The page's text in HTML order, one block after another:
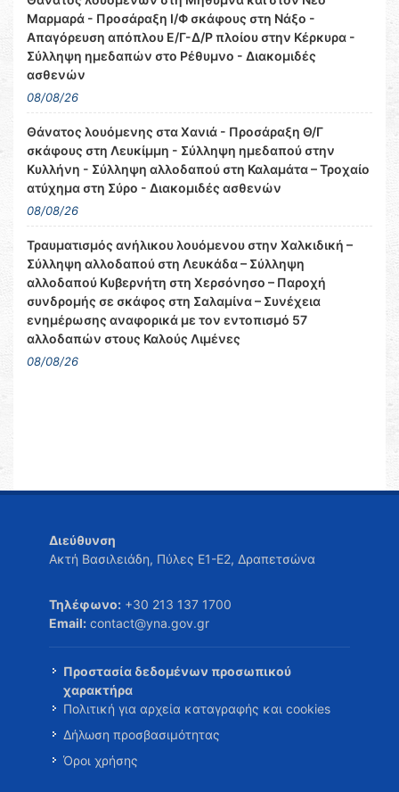
Μαρμαρά - Προσάραξη Ι/Φ σκάφους στη Νάξο -
Απαγόρευση απόπλου Ε/Γ-Δ/Ρ πλοίου στην Κέρκυρα -
Σύλληψη ημεδαπών στο Ρέθυμνο - Διακομιδές
ασθενών
08/08/26
Θάνατος λουόμενης στα Χανιά - Προσάραξη Θ/Γ
σκάφους στη Λευκίμμη - Σύλληψη ημεδαπού στην
Κυλλήνη - Σύλληψη αλλοδαπού στη Καλαμάτα – Τροχαίο
ατύχημα στη Σύρο - Διακομιδές ασθενών
08/08/26
Τραυματισμός ανήλικου λουόμενου στην Χαλκιδική –
Σύλληψη αλλοδαπού στη Λευκάδα – Σύλληψη
αλλοδαπού Κυβερνήτη στη Χερσόνησο – Παροχή
συνδρομής σε σκάφος στη Σαλαμίνα – Συνέχεια
ενημέρωσης αναφορικά με τον εντοπισμό 57
αλλοδαπών στους Καλούς Λιμένες
08/08/26
Διεύθυνση
Ακτή Βασιλειάδη, Πύλες Ε1-Ε2, Δραπετσώνα
Τηλέφωνο: +30 213 137 1700
Email: contact@yna.gov.gr
Προστασία δεδομένων προσωπικού
χαρακτήρα
Πολιτική για αρχεία καταγραφής και cookies
Δήλωση προσβασιμότητας
Όροι χρήσης